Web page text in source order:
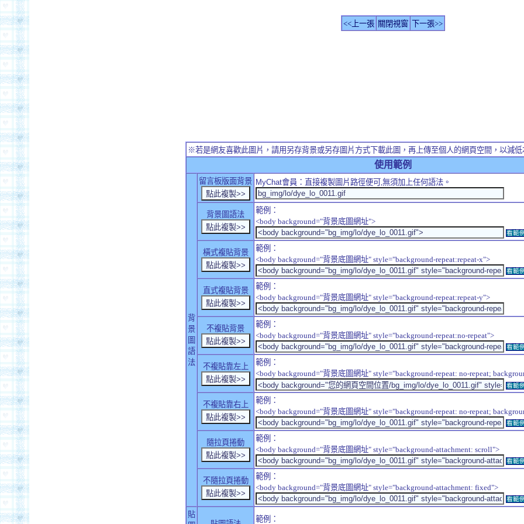
<<上一張 關閉視窗 下一張>>
※若是網友喜歡此圖片，請用另存背景或另存圖片方式下載此圖，再上傳至個人的網頁空間，以減低
使用範例
背
景
圖
語
法
留言板版面背景 MyChat會員：直接複製圖片路徑便可,無須加上任何語法。
背景圖語法
範例：
<body background="背景底圖網址">
看範例
橫式複貼背景
範例：
<body background="背景底圖網址" style="background-repeat:repeat-x">
看範例
直式複貼背景
範例：
<body background="背景底圖網址" style="background-repeat:repeat-y">
不複貼背景
範例：
<body background="背景底圖網址" style="background-repeat:no-repeat">
看範例
不複貼靠左上
範例：
<body background="背景底圖網址" style="background-repeat: no-repeat;
看範例
不複貼靠右上
範例：
<body background="背景底圖網址" style="background-repeat: no-repeat;
看範例
隨拉頁捲動
範例：
<body background="背景底圖網址" style="background-attachment: scroll">
看範例
不隨拉頁捲動
範例：
<body background="背景底圖網址" style="background-attachment: fixed">
看範例
貼
範例：